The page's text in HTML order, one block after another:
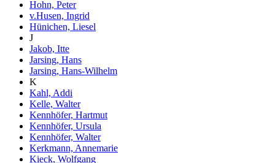
Hohn, Peter
v.Husen, Ingrid
Hünichen, Liesel
J
Jakob, Itte
Jarsing, Hans
Jarsing, Hans-Wilhelm
K
Kahl, Addi
Kelle, Walter
Kennhöfer, Hartmut
Kennhöfer, Ursula
Kennhöfer, Walter
Kerkmann, Annemarie
Kieck, Wolfgang